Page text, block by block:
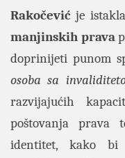
Rakočević je
manjinskih prava
doprinijeti punom
osoba sa
razvijajućih
poštovanja prava
identitet, kako